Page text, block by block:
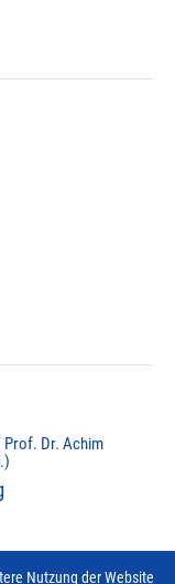
Dr. Achim
Nutzung der Website